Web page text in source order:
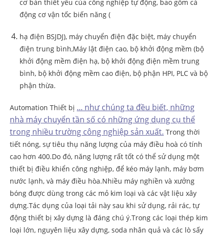
cơ bản thiết yếu của công nghiệp tự động, bao gồm cả
động cơ vận tốc biến năng (
hạ điện BSJDJ), máy chuyển điện đặc biệt, máy chuyển
điện trung bình,Máy lật điện cao, bộ khởi động mềm (bộ
khởi động mềm điện hạ, bộ khởi động điện mềm trung
bình, bộ khởi động mềm cao điện, bộ phận HPI, PLC và bộ
phận thừa.
Automation Thiết bị ... như chúng ta đều biết, những
nhà máy chuyển tần số có những ứng dụng cụ thể
trong nhiều trường công nghiệp sản xuất. Trong thời
tiết nóng, sự tiêu thụ năng lượng của máy điều hoà có tính
cao hơn 400.Do đó, năng lượng rất tốt có thể sử dụng một
thiết bị điều khiển công nghiệp, để kéo máy lạnh, máy bơm
nước lạnh, và máy điều hòa.Nhiều máy nghiền và xưởng
bóng được dùng trong các mỏ kim loại và các vật liệu xây
dựng.Tác dụng của loại tải này sau khi sử dụng, rải rác, tự
động thiết bị xây dựng là đáng chú ý.Trong các loại thép kim
loại lớn, nguyên liệu xây dựng, soda nhân quả và các lò sấy